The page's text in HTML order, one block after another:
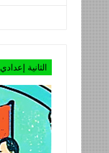
الثانية إعدادي